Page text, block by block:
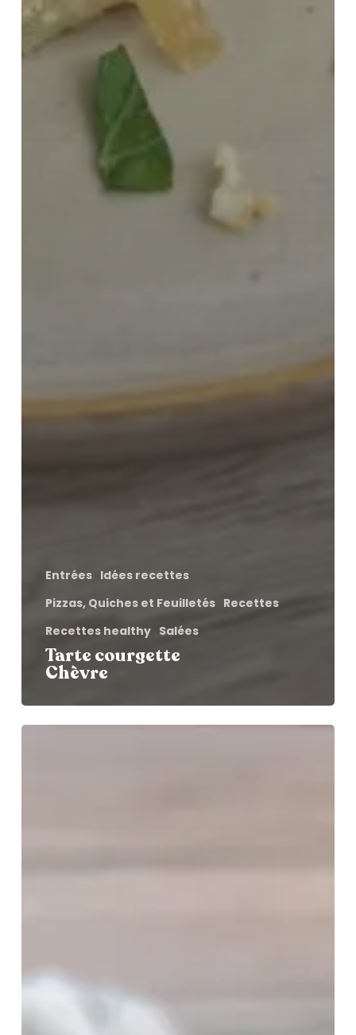
Entrées Idées recettes
Pizzas, Quiches et Feuilletés Recettes
Recettes healthy Salées
Tarte courgette
Chèvre